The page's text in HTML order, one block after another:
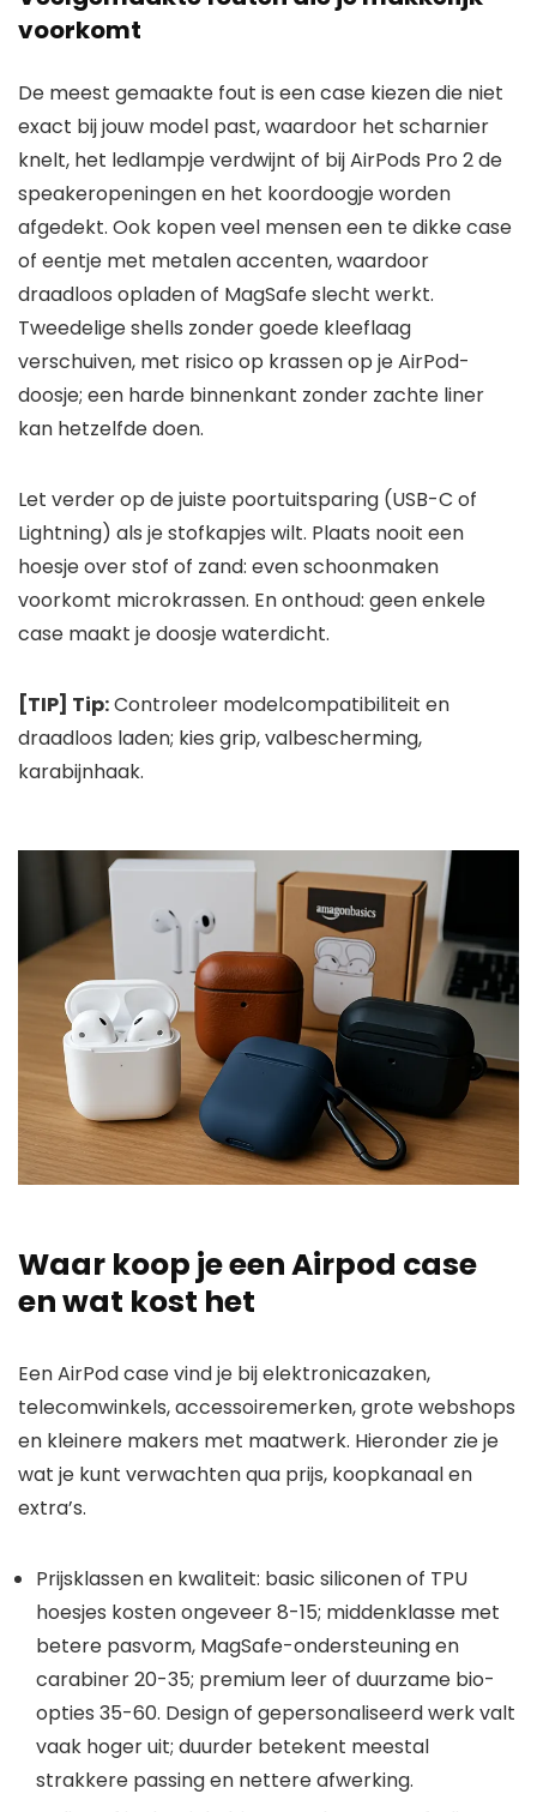
voorkomt
De meest gemaakte fout is een case kiezen die niet
exact bij jouw model past, waardoor het scharnier
knelt, het ledlampje verdwijnt of bij AirPods Pro 2 de
speakeropeningen en het koordoogje worden
afgedekt. Ook kopen veel mensen een te dikke case
of eentje met metalen accenten, waardoor
draadloos opladen of MagSafe slecht werkt.
Tweedelige shells zonder goede kleeflaag
verschuiven, met risico op krassen op je AirPod-
doosje; een harde binnenkant zonder zachte liner
kan hetzelfde doen.
Let verder op de juiste poortuitsparing (USB-C of
Lightning) als je stofkapjes wilt. Plaats nooit een
hoesje over stof of zand: even schoonmaken
voorkomt microkrassen. En onthoud: geen enkele
case maakt je doosje waterdicht.
[TIP] Tip:Controleer modelcompatibiliteit en
draadloos laden; kies grip, valbescherming,
karabijnhaak.
Waar koop je een Airpod case
en wat kost het
Een AirPod case vind je bij elektronicazaken,
telecomwinkels, accessoiremerken, grote webshops
en kleinere makers met maatwerk. Hieronder zie je
wat je kunt verwachten qua prijs, koopkanaal en
extra’s.
Prijsklassen en kwaliteit: basic siliconen of TPU
hoesjes kosten ongeveer 8-15; middenklasse met
betere pasvorm, MagSafe-ondersteuning en
carabiner 20-35; premium leer of duurzame bio-
opties 35-60. Design of gepersonaliseerd werk valt
vaak hoger uit; duurder betekent meestal
strakkere passing en nettere afwerking.